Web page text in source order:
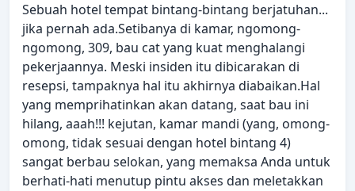
Sebuah hotel tempat bintang-bintang berjatuhan...
jika pernah ada.Setibanya di kamar, ngomong-
ngomong, 309, bau cat yang kuat menghalangi
pekerjaannya. Meski insiden itu dibicarakan di
resepsi, tampaknya hal itu akhirnya diabaikan.Hal
yang memprihatinkan akan datang, saat bau ini
hilang, aaah!!! kejutan, kamar mandi (yang, omong-
omong, tidak sesuai dengan hotel bintang 4)
sangat berbau selokan, yang memaksa Anda untuk
berhati-hati menutup pintu akses dan meletakkan